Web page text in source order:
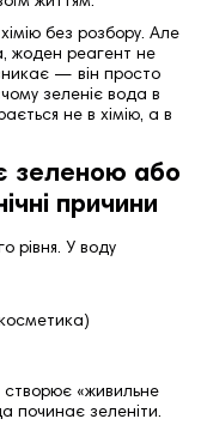
без розбору. Але
жоден реагент не
— він просто
зеленіє вода в
не в хімію, а в
зеленою або
причини
рівня. У воду
створює «живильне
починає зеленіти.